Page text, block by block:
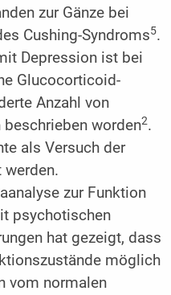
zur Gänze bei
Cushing-Syndroms5.
Depression ist bei
Glucocorticoid-
Anzahl von
worden2.
als Versuch der
zur Funktion
psychotischen
hat gezeigt, dass
möglich
vom normalen